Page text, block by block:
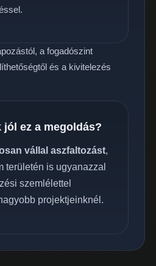
a fogadószint
és a kivitelezés
ez a megoldás?
vállal aszfaltozást,
területén is ugyanazzal
szemlélettel
projektjeinknél.